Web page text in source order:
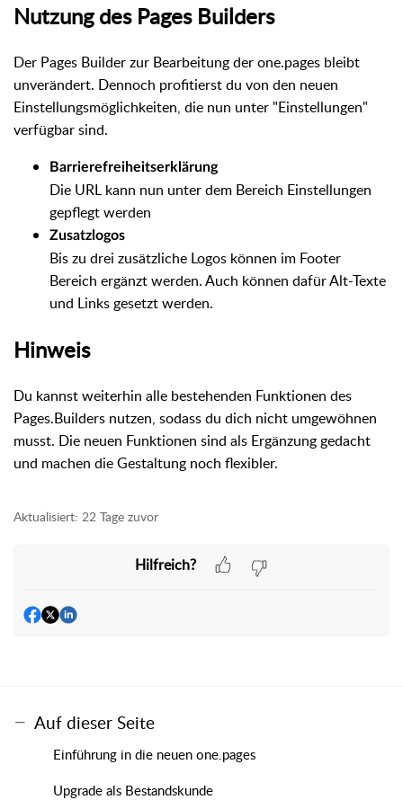
Nutzung des Pages Builders
Der Pages Builder zur Bearbeitung der one.pages bleibt
unverändert. Dennoch profitierst du von den neuen
Einstellungsmöglichkeiten, die nun unter "Einstellungen"
verfügbar sind.
Barrierefreiheitserklärung
Die URL kann nun unter dem Bereich Einstellungen
gepflegt werden
Zusatzlogos
Bis zu drei zusätzliche Logos können im Footer
Bereich ergänzt werden. Auch können dafür Alt-Texte
und Links gesetzt werden.
Hinweis
Du kannst weiterhin alle bestehenden Funktionen des
Pages.Builders nutzen, sodass du dich nicht umgewöhnen
musst. Die neuen Funktionen sind als Ergänzung gedacht
und machen die Gestaltung noch flexibler.
Aktualisiert: 22 Tage zuvor
Hilfreich?
Auf dieser Seite
Einführung in die neuen one.pages
Upgrade als Bestandskunde